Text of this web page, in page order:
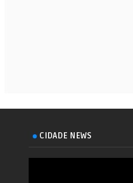
CIDADE NEWS